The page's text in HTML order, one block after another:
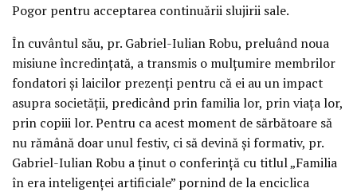
Pogor pentru acceptarea continuării slujirii sale.
În cuvântul său, pr. Gabriel-Iulian Robu, preluând noua
misiune încredințată, a transmis o mulțumire membrilor
fondatori și laicilor prezenți pentru că ei au un impact
asupra societății, predicând prin familia lor, prin viața lor,
prin copiii lor. Pentru ca acest moment de sărbătoare să
nu rămână doar unul festiv, ci să devină și formativ, pr.
Gabriel-Iulian Robu a ținut o conferință cu titlul „Familia
în era inteligenței artificiale” pornind de la enciclica